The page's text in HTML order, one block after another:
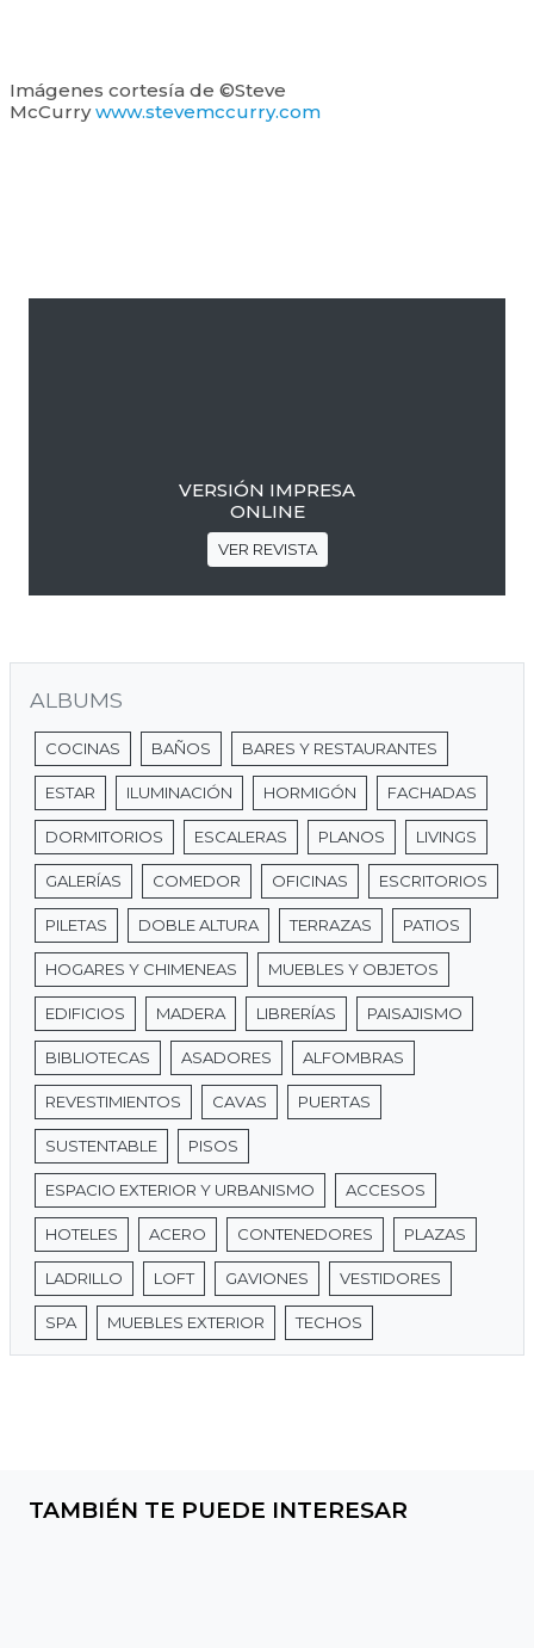
Imágenes cortesía de ©Steve
McCurrywww.stevemccurry.com
VERSIÓN IMPRESA
ONLINE
VER REVISTA
ALBUMS
COCINAS BAÑOS BARES Y RESTAURANTES
ESTAR ILUMINACIÓN HORMIGÓN FACHADAS
DORMITORIOS ESCALERAS PLANOS LIVINGS
GALERÍAS COMEDOR OFICINAS ESCRITORIOS
PILETAS DOBLE ALTURA TERRAZAS PATIOS
HOGARES Y CHIMENEAS MUEBLES Y OBJETOS
EDIFICIOS MADERA LIBRERÍAS PAISAJISMO
BIBLIOTECAS ASADORES ALFOMBRAS
REVESTIMIENTOS CAVAS PUERTAS
SUSTENTABLE PISOS
ESPACIO EXTERIOR Y URBANISMO ACCESOS
HOTELES ACERO CONTENEDORES PLAZAS
LADRILLO LOFT GAVIONES VESTIDORES
SPA MUEBLES EXTERIOR TECHOS
TAMBIÉN TE PUEDE INTERESAR